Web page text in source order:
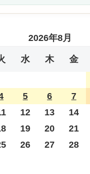
2026年8月
水 木 金
5 6 7
12 13 14
19 20 21
26 27 28